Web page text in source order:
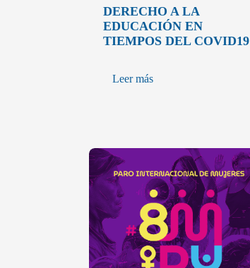
DERECHO A LA
EDUCACIÓN EN
TIEMPOS DEL COVID19
Leer más